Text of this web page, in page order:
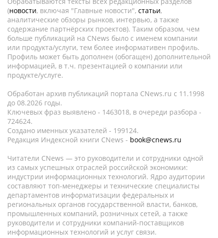
(новости, включая "Главные новости", статьи,
аналитические обзоры рынков, интервью, а также
содержание партнёрских проектов). Таким образом, чем
больше публикаций на CNews было с именем компании
или продукта/услуги, тем более информативен профиль.
Профиль может быть дополнен (обогащен) дополнительной
информацией, в т.ч. презентацией о компании или
продукте/услуге.
Обработан архив публикаций портала CNews.ru c 11.1998
до 08.2026 годы.
Ключевых фраз выявлено - 1463018, в очереди разбора -
724624.
Создано именных указателей - 199124.
Редакция Индексной книги CNews - book@cnews.ru
Читатели CNews — это руководители и сотрудники одной
из самых успешных отраслей российской экономики:
индустрии информационных технологий. Ядро аудитории
составляют топ-менеджеры и технические специалисты
департаментов информатизации федеральных и
региональных органов государственной власти, банков,
промышленных компаний, розничных сетей, а также
руководители и сотрудники компаний-поставщиков
информационных технологий и услуг связи.